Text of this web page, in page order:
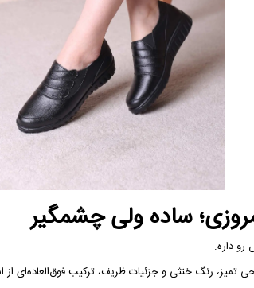
ساده ولی چشمگیر
داره.
تمیز، رنگ‌ خنثی و جزئیات ظریف، ترکیب فوق‌العاده‌ای از